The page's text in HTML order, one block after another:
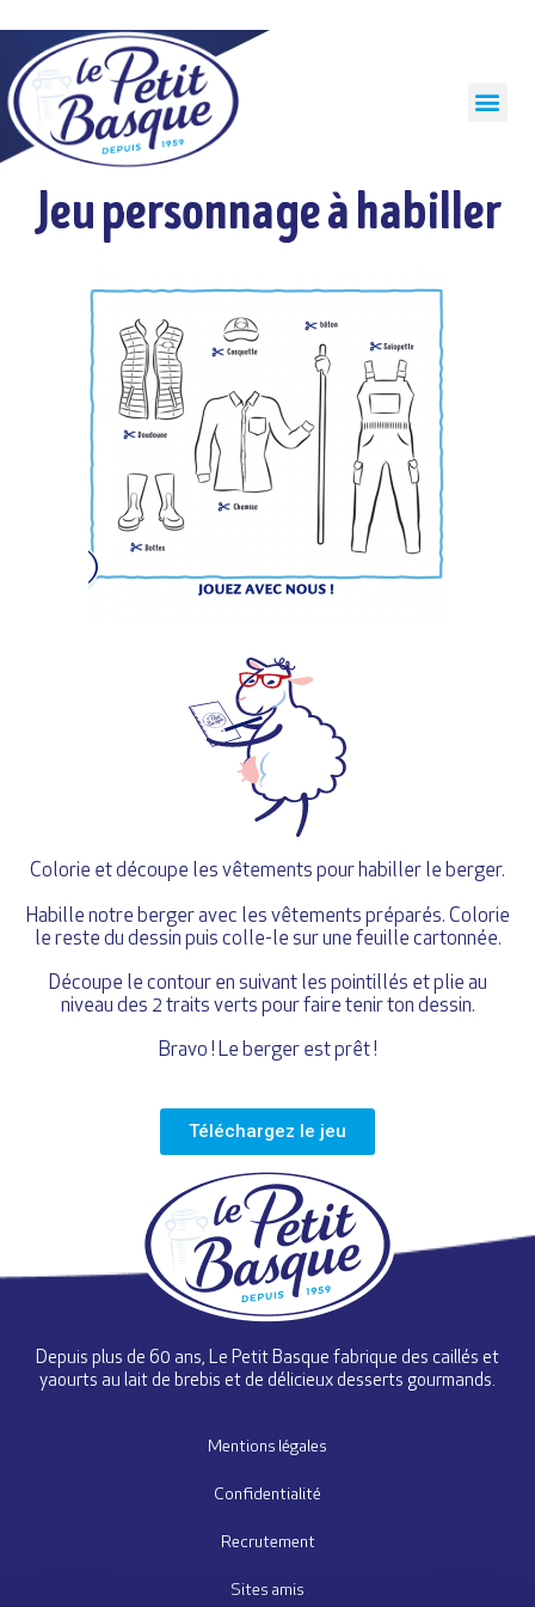
Jeu personnage à habiller
Colorie et découpe les vêtements pour habiller le berger.
Habille notre berger avec les vêtements préparés. Colorie
le reste du dessin puis colle-le sur une feuille cartonnée.
Découpe le contour en suivant les pointillés et plie au
niveau des 2 traits verts pour faire tenir ton dessin.
Bravo ! Le berger est prêt !
Téléchargez le jeu
Depuis plus de 60 ans, Le Petit Basque fabrique des caillés et
yaourts au lait de brebis et de délicieux desserts gourmands.
Mentions légales
Confidentialité
Recrutement
Sites amis